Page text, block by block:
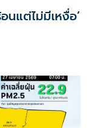
แต่ไม่มีเหงื่อ’